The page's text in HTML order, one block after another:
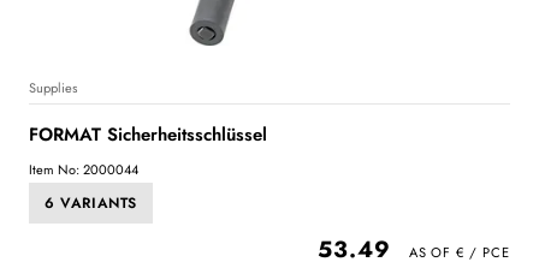
Supplies
FORMAT Sicherheitsschlüssel
Item No: 2000044
6 VARIANTS
53.49